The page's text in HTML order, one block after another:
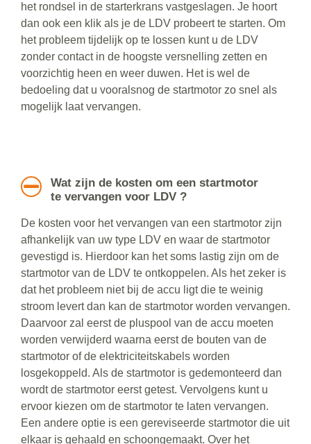
het rondsel in de starterkrans vastgeslagen. Je hoort
dan ook een klik als je de LDV probeert te starten. Om
het probleem tijdelijk op te lossen kunt u de LDV
zonder contact in de hoogste versnelling zetten en
voorzichtig heen en weer duwen. Het is wel de
bedoeling dat u vooralsnog de startmotor zo snel als
mogelijk laat vervangen.
Wat zijn de kosten om een startmotor
te vervangen voor LDV ?
De kosten voor het vervangen van een startmotor zijn
afhankelijk van uw type LDV en waar de startmotor
gevestigd is. Hierdoor kan het soms lastig zijn om de
startmotor van de LDV te ontkoppelen. Als het zeker is
dat het probleem niet bij de accu ligt die te weinig
stroom levert dan kan de startmotor worden vervangen.
Daarvoor zal eerst de pluspool van de accu moeten
worden verwijderd waarna eerst de bouten van de
startmotor of de elektriciteitskabels worden
losgekoppeld. Als de startmotor is gedemonteerd dan
wordt de startmotor eerst getest. Vervolgens kunt u
ervoor kiezen om de startmotor te laten vervangen.
Een andere optie is een gereviseerde startmotor die uit
elkaar is gehaald en schoongemaakt. Over het